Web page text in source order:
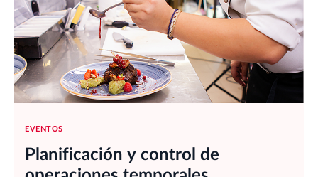
EVENTOS
Planificación y control de